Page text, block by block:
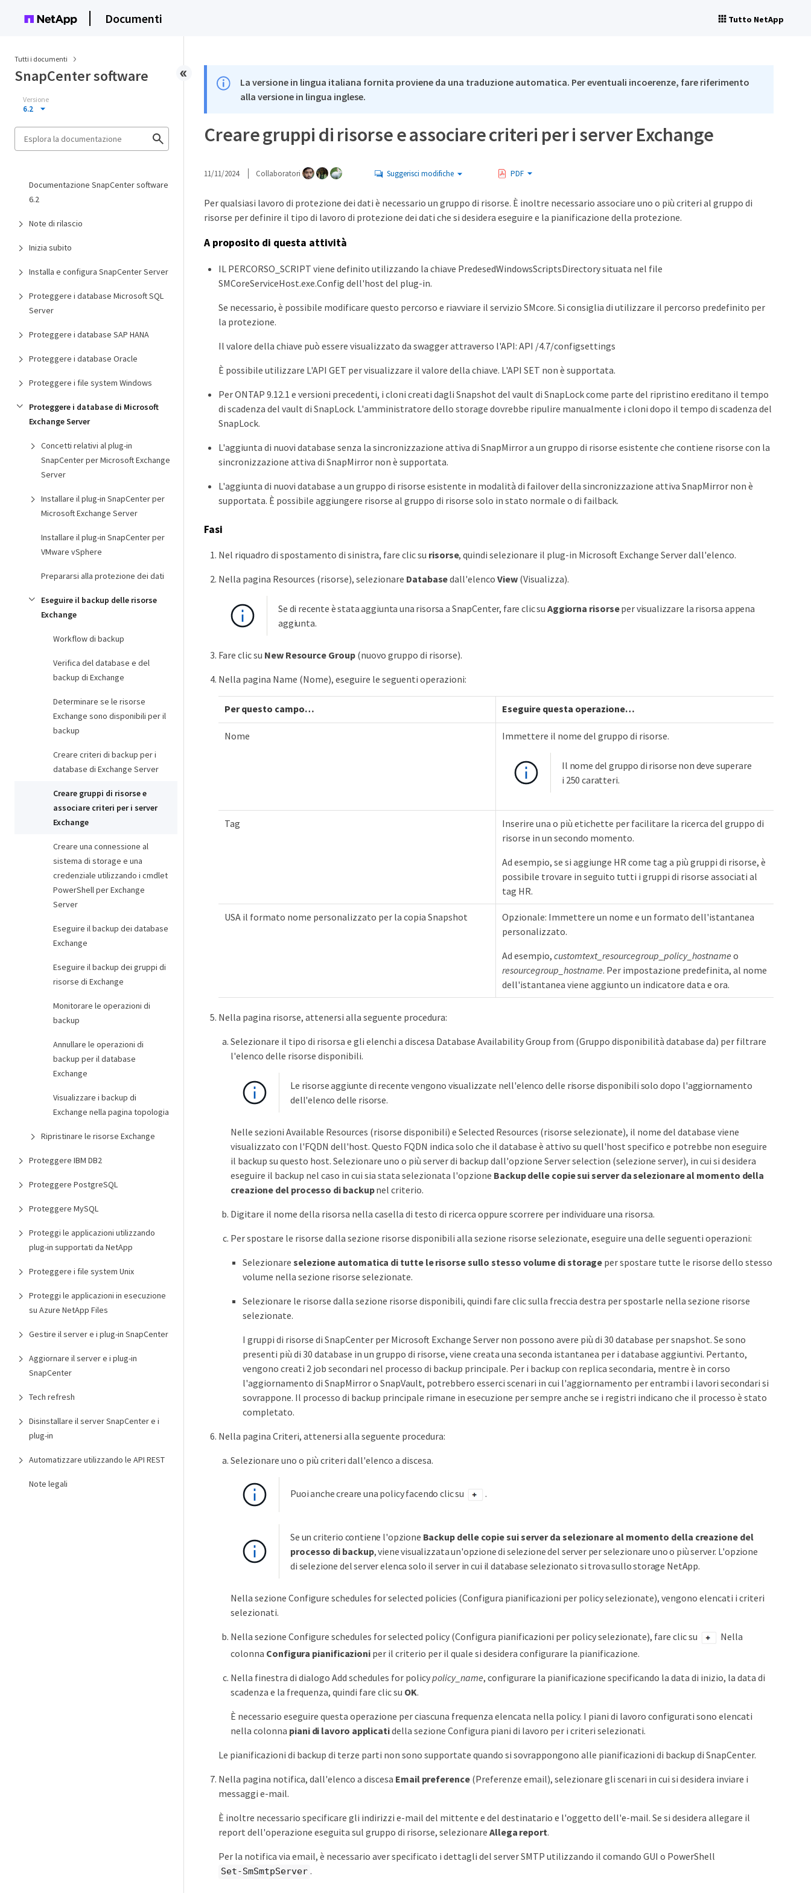
Documenti Tutto NetApp
Tutti i documenti
SnapCenter software
Versione
6.2
Documentazione SnapCenter software
6.2
Note di rilascio
Inizia subito
Installa e configura SnapCenter Server
Proteggere i database Microsoft SQL
Server
Proteggere i database SAP HANA
Proteggere i database Oracle
Proteggere i file system Windows
Proteggere i database di Microsoft
Exchange Server
Concetti relativi al plug-in
SnapCenter per Microsoft Exchange
Server
Installare il plug-in SnapCenter per
Microsoft Exchange Server
Installare il plug-in SnapCenter per
VMware vSphere
Prepararsi alla protezione dei dati
Eseguire il backup delle risorse
Exchange
Workflow di backup
Verifica del database e del
backup di Exchange
Determinare se le risorse
Exchange sono disponibili per il
backup
Creare criteri di backup per i
database di Exchange Server
Creare gruppi di risorse e
associare criteri per i server
Exchange
Creare una connessione al
sistema di storage e una
credenziale utilizzando i cmdlet
PowerShell per Exchange
Server
Eseguire il backup dei database
Exchange
Eseguire il backup dei gruppi di
risorse di Exchange
Monitorare le operazioni di
backup
Annullare le operazioni di
backup per il database
Exchange
Visualizzare i backup di
Exchange nella pagina topologia
Ripristinare le risorse Exchange
Proteggere IBM DB2
Proteggere PostgreSQL
Proteggere MySQL
Proteggi le applicazioni utilizzando
plug-in supportati da NetApp
Proteggere i file system Unix
Proteggi le applicazioni in esecuzione
su Azure NetApp Files
Gestire il server e i plug-in SnapCenter
Aggiornare il server e i plug-in
SnapCenter
Tech refresh
Disinstallare il server SnapCenter e i
plug-in
Automatizzare utilizzando le API REST
Note legali
La versione in lingua italiana fornita proviene da una traduzione automatica. Per eventuali incoerenze, fare riferimento
alla versione in lingua inglese.
Creare gruppi di risorse e associare criteri per i server Exchange
11/11/2024 Collaboratori Suggerisci modifiche PDF
Per qualsiasi lavoro di protezione dei dati è necessario un gruppo di risorse. È inoltre necessario associare uno o più criteri al gruppo di
risorse per definire il tipo di lavoro di protezione dei dati che si desidera eseguire e la pianificazione della protezione.
A proposito di questa attività
IL PERCORSO_SCRIPT viene definito utilizzando la chiave PredesedWindowsScriptsDirectory situata nel file
SMCoreServiceHost.exe.Config dell'host del plug-in.
Se necessario, è possibile modificare questo percorso e riavviare il servizio SMcore. Si consiglia di utilizzare il percorso predefinito per
la protezione.
Il valore della chiave può essere visualizzato da swagger attraverso l'API: API /4.7/configsettings
È possibile utilizzare L'API GET per visualizzare il valore della chiave. L'API SET non è supportata.
Per ONTAP 9.12.1 e versioni precedenti, i cloni creati dagli Snapshot del vault di SnapLock come parte del ripristino ereditano il tempo
di scadenza del vault di SnapLock. L'amministratore dello storage dovrebbe ripulire manualmente i cloni dopo il tempo di scadenza del
SnapLock.
L'aggiunta di nuovi database senza la sincronizzazione attiva di SnapMirror a un gruppo di risorse esistente che contiene risorse con la
sincronizzazione attiva di SnapMirror non è supportata.
L'aggiunta di nuovi database a un gruppo di risorse esistente in modalità di failover della sincronizzazione attiva SnapMirror non è
supportata. È possibile aggiungere risorse al gruppo di risorse solo in stato normale o di failback.
Fasi
Nel riquadro di spostamento di sinistra, fare clic su risorse, quindi selezionare il plug-in Microsoft Exchange Server dall'elenco.
Nella pagina Resources (risorse), selezionare Databasedall'elencoView (Visualizza).
Se di recente è stata aggiunta una risorsa a SnapCenter, fare clic su Aggiorna risorseper visualizzare la risorsa appena
aggiunta.
Fare clic su New Resource Group(nuovo gruppo di risorse).
Nella pagina Name (Nome), eseguire le seguenti operazioni:
Per questo campo…​ Eseguire questa operazione…​
Nome Immettere il nome del gruppo di risorse.
Il nome del gruppo di risorse non deve superare
i 250 caratteri.
Tag
Inserire una o più etichette per facilitare la ricerca del gruppo di
risorse in un secondo momento.
Ad esempio, se si aggiunge HR come tag a più gruppi di risorse, è
possibile trovare in seguito tutti i gruppi di risorse associati al
tag HR.
USA il formato nome personalizzato per la copia Snapshot
Opzionale: Immettere un nome e un formato dell'istantanea
personalizzato.
Ad esempio, customtext_resourcegroup_policy_hostname o
resourcegroup_hostname. Per impostazione predefinita, al nome
dell'istantanea viene aggiunto un indicatore data e ora.
Nella pagina risorse, attenersi alla seguente procedura:
Selezionare il tipo di risorsa e gli elenchi a discesa Database Availability Group from (Gruppo disponibilità database da) per filtrare
l'elenco delle risorse disponibili.
Le risorse aggiunte di recente vengono visualizzate nell'elenco delle risorse disponibili solo dopo l'aggiornamento
dell'elenco delle risorse.
Nelle sezioni Available Resources (risorse disponibili) e Selected Resources (risorse selezionate), il nome del database viene
visualizzato con l'FQDN dell'host. Questo FQDN indica solo che il database è attivo su quell'host specifico e potrebbe non eseguire
il backup su questo host. Selezionare uno o più server di backup dall'opzione Server selection (selezione server), in cui si desidera
eseguire il backup nel caso in cui sia stata selezionata l'opzione Backup delle copie sui server da selezionare al momento della
creazione del processo di backupnel criterio.
Digitare il nome della risorsa nella casella di testo di ricerca oppure scorrere per individuare una risorsa.
Per spostare le risorse dalla sezione risorse disponibili alla sezione risorse selezionate, eseguire una delle seguenti operazioni:
Selezionare selezione automatica di tutte le risorse sullo stesso volume di storage per spostare tutte le risorse dello stesso
volume nella sezione risorse selezionate.
Selezionare le risorse dalla sezione risorse disponibili, quindi fare clic sulla freccia destra per spostarle nella sezione risorse
selezionate.
I gruppi di risorse di SnapCenter per Microsoft Exchange Server non possono avere più di 30 database per snapshot. Se sono
presenti più di 30 database in un gruppo di risorse, viene creata una seconda istantanea per i database aggiuntivi. Pertanto,
vengono creati 2 job secondari nel processo di backup principale. Per i backup con replica secondaria, mentre è in corso
l'aggiornamento di SnapMirror o SnapVault, potrebbero esserci scenari in cui l'aggiornamento per entrambi i lavori secondari si
sovrappone. Il processo di backup principale rimane in esecuzione per sempre anche se i registri indicano che il processo è stato
completato.
Nella pagina Criteri, attenersi alla seguente procedura:
Selezionare uno o più criteri dall'elenco a discesa.
Puoi anche creare una policy facendo clic su .
Se un criterio contiene l'opzione Backup delle copie sui server da selezionare al momento della creazione del
processo di backup, viene visualizzata un'opzione di selezione del server per selezionare uno o più server. L'opzione
di selezione del server elenca solo il server in cui il database selezionato si trova sullo storage NetApp.
Nella sezione Configure schedules for selected policies (Configura pianificazioni per policy selezionate), vengono elencati i criteri
selezionati.
Nella sezione Configure schedules for selected policy (Configura pianificazioni per policy selezionate), fare clic su
Nella
colonna Configura pianificazioni per il criterio per il quale si desidera configurare la pianificazione.
Nella finestra di dialogo Add schedules for policypolicy_name, configurare la pianificazione specificando la data di inizio, la data di
scadenza e la frequenza, quindi fare clic su OK.
È necessario eseguire questa operazione per ciascuna frequenza elencata nella policy. I piani di lavoro configurati sono elencati
nella colonna piani di lavoro applicatidella sezione Configura piani di lavoro per i criteri selezionati.
Le pianificazioni di backup di terze parti non sono supportate quando si sovrappongono alle pianificazioni di backup di SnapCenter.
Nella pagina notifica, dall'elenco a discesa Email preference(Preferenze email), selezionare gli scenari in cui si desidera inviare i
messaggi e-mail.
È inoltre necessario specificare gli indirizzi e-mail del mittente e del destinatario e l'oggetto dell'e-mail. Se si desidera allegare il
report dell'operazione eseguita sul gruppo di risorse, selezionare Allega report.
Per la notifica via email, è necessario aver specificato i dettagli del server SMTP utilizzando il comando GUI o PowerShell
Set-SmSmtpServer .